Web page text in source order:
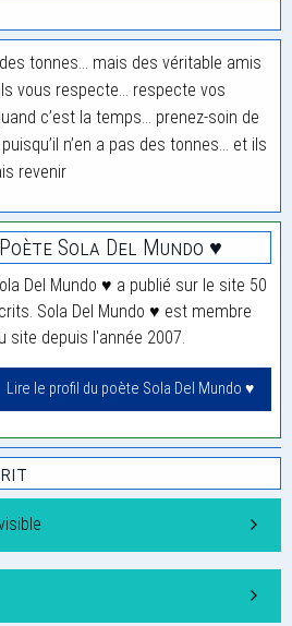
tonnes… mais des véritable amis
vous respecte… respecte vos
c’est la temps… prenez-soin de
n’en a pas des tonnes… et ils
revenir
Poète Sola Del Mundo ♥
Del Mundo ♥ a publié sur le site 50
Sola Del Mundo ♥ est membre
site depuis l'année 2007.
Lire le profil du poète Sola Del Mundo ♥